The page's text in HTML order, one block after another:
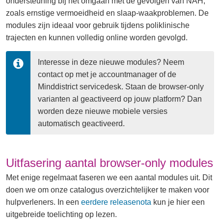
zoals ernstige vermoeidheid en slaap-waakproblemen. De
modules zijn ideaal voor gebruik tijdens poliklinische
trajecten en kunnen volledig online worden gevolgd.
Interesse in deze nieuwe modules? Neem
contact op met je accountmanager of de
Minddistrict servicedesk. Staan de browser-only
varianten al geactiveerd op jouw platform? Dan
worden deze nieuwe mobiele versies
automatisch geactiveerd.
Uitfasering aantal browser-only modules
Met enige regelmaat faseren we een aantal modules uit. Dit
doen we om onze catalogus overzichtelijker te maken voor
hulpverleners. In een eerdere releasenota kun je hier een
uitgebreide toelichting op lezen.